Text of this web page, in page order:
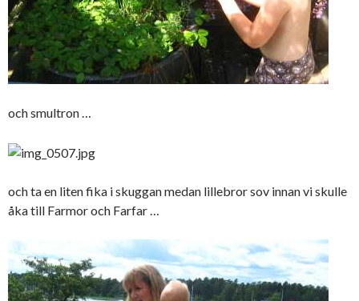
och smultron …
och ta en liten fika i skuggan medan lillebror sov innan vi skulle
åka till Farmor och Farfar …